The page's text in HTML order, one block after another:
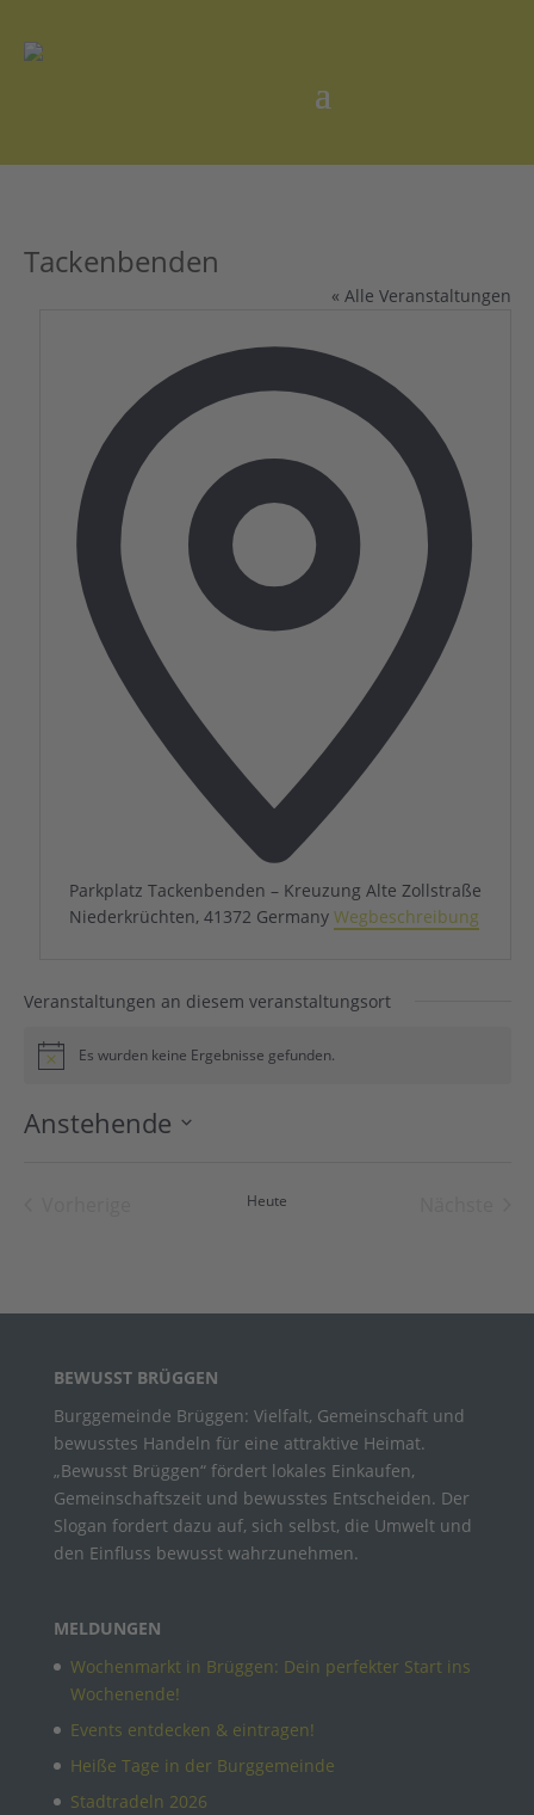
Tackenbenden
« Alle Veranstaltungen
Parkplatz Tackenbenden – Kreuzung Alte Zollstraße
Niederkrüchten, 41372 Germany Wegbeschreibung
Veranstaltungen an diesem veranstaltungsort
HinweisEs wurden keine Ergebnisse gefunden.
Anstehende
Heute
BEWUSST BRÜGGEN
Burggemeinde Brüggen: Vielfalt, Gemeinschaft und
bewusstes Handeln für eine attraktive Heimat.
„Bewusst Brüggen“ fördert lokales Einkaufen,
Gemeinschaftszeit und bewusstes Entscheiden. Der
Slogan fordert dazu auf, sich selbst, die Umwelt und
den Einfluss bewusst wahrzunehmen.
MELDUNGEN
Wochenmarkt in Brüggen: Dein perfekter Start ins
Wochenende!
Events entdecken & eintragen!
Heiße Tage in der Burggemeinde
Stadtradeln 2026